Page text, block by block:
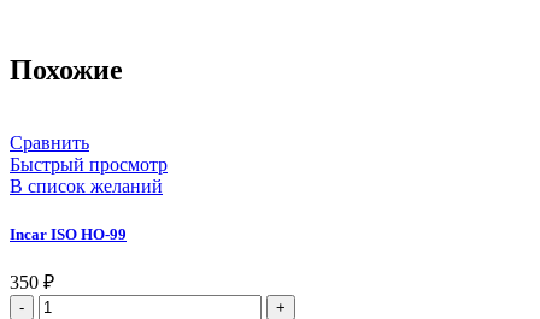
Похожие
Сравнить
Быстрый просмотр
В список желаний
Incar ISO HO-99
350 ₽